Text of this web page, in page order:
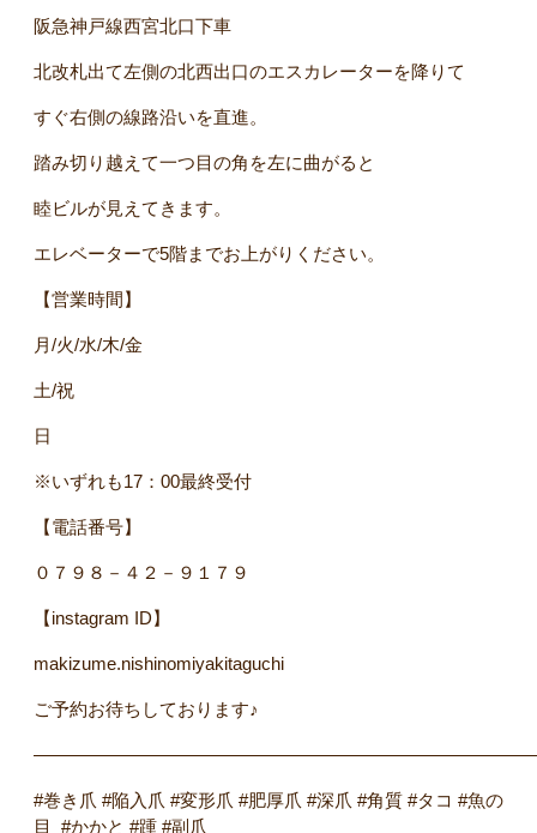
阪急神戸線西宮北口下車
北改札出て左側の北西出口のエスカレーターを降りて
すぐ右側の線路沿いを直進。
踏み切り越えて一つ目の角を左に曲がると
睦ビルが見えてきます。
エレベーターで5階までお上がりください。
【営業時間】
月/火/水/木/金
土/祝
日
※いずれも17：00最終受付
【電話番号】
０７９８－４２－９１７９
【instagram ID】
makizume.nishinomiyakitaguchi
ご予約お待ちしております♪
#巻き爪 #陥入爪 #変形爪 #肥厚爪 #深爪 #角質 #タコ #魚の
目 #かかと #踵 #副爪